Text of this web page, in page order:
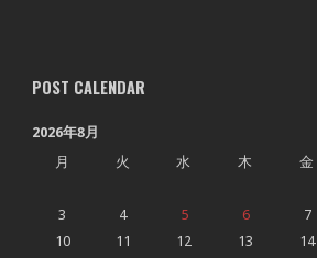
POST CALENDAR
2026年8月
月
火 水 木 金
3
4 5 6 7
10
11 12 13 14